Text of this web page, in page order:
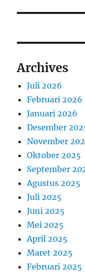
Archives
Juli 2026
Februari 2026
Januari 2026
Desember
November
Oktober 2025
September
Agustus 2025
Juli 2025
Juni 2025
Mei 2025
April 2025
Maret 2025
Februari 2025